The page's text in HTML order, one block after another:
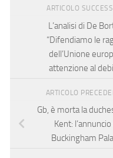
ARTICOLO
L’analisi di De
“Difendiamo le
dell’Unione
attenzione al
ARTICOLO
Gb, è morta la
Kent: l’annuncio
Buckingham